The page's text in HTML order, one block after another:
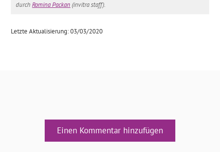
durchRomina Packan(invitra staff).
Letzte Aktualisierung: 03/03/2020
Einen Kommentar hinzufügen